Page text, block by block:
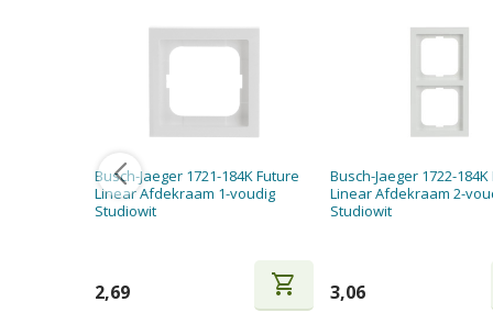
Busch-Jaeger 1721-184K Future
Linear Afdekraam 1-voudig
Studiowit
2,69 shopping_cart
Busch-Jaeger 1722-
Linear Afdekraam 2-
Studiowit
3,06